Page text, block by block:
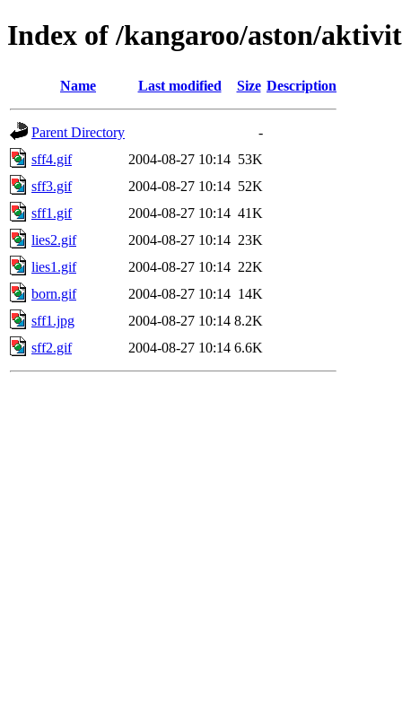
Index of /kangaroo/aston/
Name Last modified Size Description
Parent Directory
-
sff4.gif
2004-08-27 10:14 53K
sff3.gif
2004-08-27 10:14 52K
sff1.gif
2004-08-27 10:14 41K
lies2.gif
2004-08-27 10:14 23K
lies1.gif
2004-08-27 10:14 22K
born.gif
2004-08-27 10:14 14K
sff1.jpg
2004-08-27 10:14 8.2K
sff2.gif
2004-08-27 10:14 6.6K